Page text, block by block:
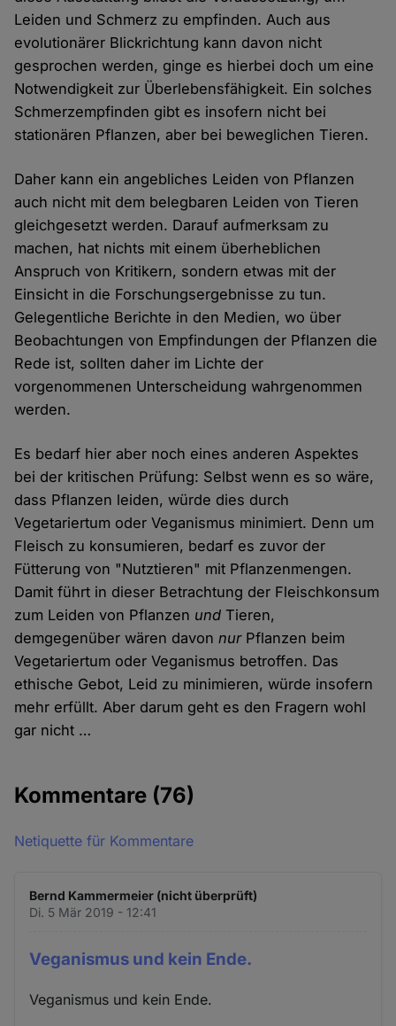
Leiden und Schmerz zu empfinden. Auch aus
evolutionärer Blickrichtung kann davon nicht
gesprochen werden, ginge es hierbei doch um eine
Notwendigkeit zur Überlebensfähigkeit. Ein solches
Schmerzempfinden gibt es insofern nicht bei
stationären Pflanzen, aber bei beweglichen Tieren.
Daher kann ein angebliches Leiden von Pflanzen
auch nicht mit dem belegbaren Leiden von Tieren
gleichgesetzt werden. Darauf aufmerksam zu
machen, hat nichts mit einem überheblichen
Anspruch von Kritikern, sondern etwas mit der
Einsicht in die Forschungsergebnisse zu tun.
Gelegentliche Berichte in den Medien, wo über
Beobachtungen von Empfindungen der Pflanzen die
Rede ist, sollten daher im Lichte der
vorgenommenen Unterscheidung wahrgenommen
werden.
Es bedarf hier aber noch eines anderen Aspektes
bei der kritischen Prüfung: Selbst wenn es so wäre,
dass Pflanzen leiden, würde dies durch
Vegetariertum oder Veganismus minimiert. Denn um
Fleisch zu konsumieren, bedarf es zuvor der
Fütterung von "Nutztieren" mit Pflanzenmengen.
Damit führt in dieser Betrachtung der Fleischkonsum
zum Leiden von Pflanzen und Tieren,
demgegenüber wären davonnurPflanzen beim
Vegetariertum oder Veganismus betroffen. Das
ethische Gebot, Leid zu minimieren, würde insofern
mehr erfüllt. Aber darum geht es den Fragern wohl
gar nicht …
Kommentare (76)
Netiquette für Kommentare
Bernd Kammermeier (nicht überprüft)
Di. 5 Mär 2019 - 12:41
Veganismus und kein Ende.
Veganismus und kein Ende.